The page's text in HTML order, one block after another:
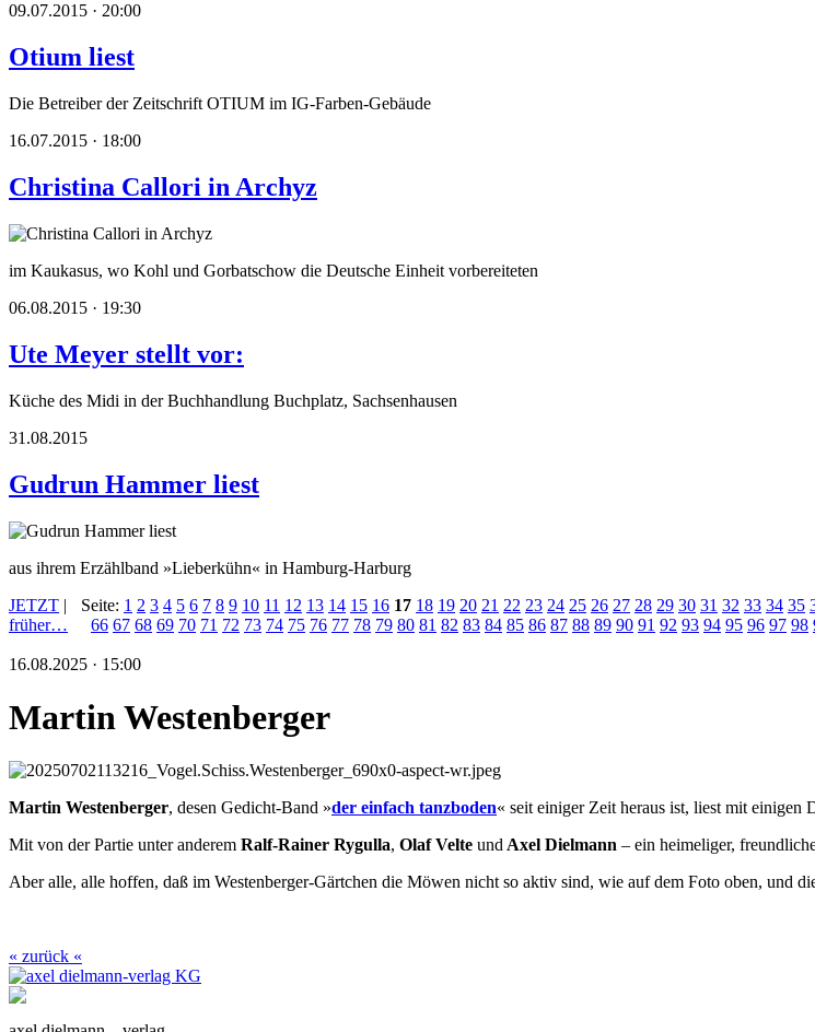
09.07.2015 · 20:00
Otium liest
Die Betreiber der Zeitschrift OTIUM im IG-Farben-Gebäude
16.07.2015 · 18:00
Christina Callori in Archyz
im Kaukasus, wo Kohl und Gorbatschow die Deutsche Einheit vorbereiteten
06.08.2015 · 19:30
Ute Meyer stellt vor:
Küche des Midi in der Buchhandlung Buchplatz, Sachsenhausen
31.08.2015
Gudrun Hammer liest
aus ihrem Erzählband »Lieberkühn« in Hamburg-Harburg
JETZT |
früher…
Seite: 1 2 3 4 5 6 7 8 9 10 11 12 13 14 15 16 17 18 19 20 21 22 23 24 25 26 27 28 29 30 31 32 33 34 35
66 67 68 69 70 71 72 73 74 75 76 77 78 79 80 81 82 83 84 85 86 87 88 89 90 91 92 93 94 95 96 97 98
16.08.2025 · 15:00
Martin Westenberger
Martin Westenberger, desen Gedicht-Band »der einfach tanzboden« seit einiger Zeit heraus ist, liest mit einigen
Mit von der Partie unter anderem Ralf-Rainer Rygulla, Olaf Velte undAxel Dielmann – ein heimeliger,
Aber alle, alle hoffen, daß im Westenberger-Gärtchen die Möwen nicht so aktiv sind, wie auf dem Foto oben, und
« zurück «